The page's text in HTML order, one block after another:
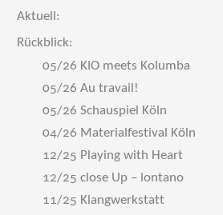
Aktuell:
Rückblick:
05/26 KIO meets Kolumba
05/26 Au travail!
05/26 Schauspiel Köln
04/26 Materialfestival Köln
12/25 Playing with Heart
12/25 close Up – lontano
11/25 Klangwerkstatt